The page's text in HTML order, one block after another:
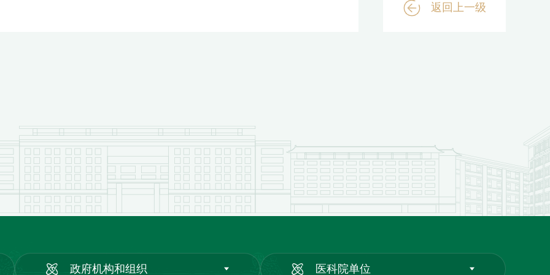
返回上一级
政府机构和组织 医科院单位